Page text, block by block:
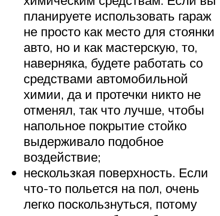
планируете использовать гараж
не просто как место для стоянки
авто, но и как мастерскую, то,
наверняка, будете работать со
средствами автомобильной
химии, да и протечки никто не
отменял, так что лучше, чтобы
напольное покрытие стойко
выдерживало подобное
воздействие;
нескользкая поверхность. Если
что-то польется на пол, очень
легко поскользнуться, потому